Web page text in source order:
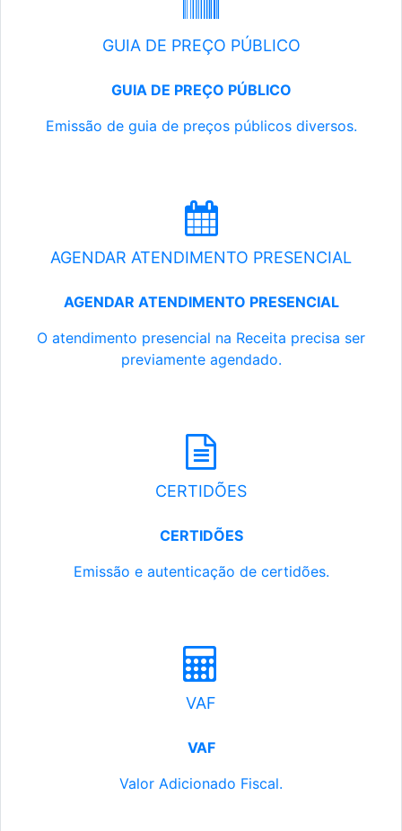
GUIA DE PREÇO PÚBLICO
GUIA DE PREÇO PÚBLICO
Emissão de guia de preços públicos diversos.
AGENDAR ATENDIMENTO PRESENCIAL
AGENDAR ATENDIMENTO PRESENCIAL
O atendimento presencial na Receita precisa ser
previamente agendado.
CERTIDÕES
CERTIDÕES
Emissão e autenticação de certidões.
VAF
VAF
Valor Adicionado Fiscal.